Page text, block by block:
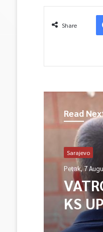
Share
Read
Sarajevo
Petak, 7
KS